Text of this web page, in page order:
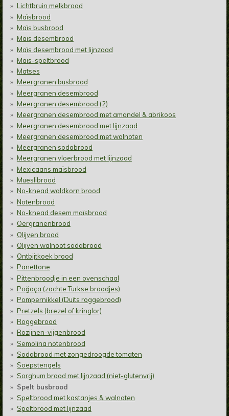
Lichtbruin melkbrood
Maïsbrood
Maïs busbrood
Maïs desembrood
Maïs desembrood met lijnzaad
Maïs-speltbrood
Matses
Meergranen busbrood
Meergranen desembrood
Meergranen desembrood (2)
Meergranen desembrood met amandel & abrikoos
Meergranen desembrood met lijnzaad
Meergranen desembrood met walnoten
Meergranen sodabrood
Meergranen vloerbrood met lijnzaad
Mexicaans maïsbrood
Mueslibrood
No-knead waldkorn brood
Notenbrood
No-knead desem maïsbrood
Oergranenbrood
Olijven brood
Olijven walnoot sodabrood
Ontbijtkoek brood
Panettone
Pittenbroodje in een ovenschaal
Poğaça (zachte Turkse broodjes)
Pompernikkel (Duits roggebrood)
Pretzels (brezel of kringlor)
Roggebrood
Rozijnen-vijgenbrood
Semolina notenbrood
Sodabrood met zongedroogde tomaten
Soepstengels
Sorghum brood met lijnzaad (niet-glutenvrij)
Spelt busbrood
Speltbrood met kastanjes & walnoten
Speltbrood met lijnzaad